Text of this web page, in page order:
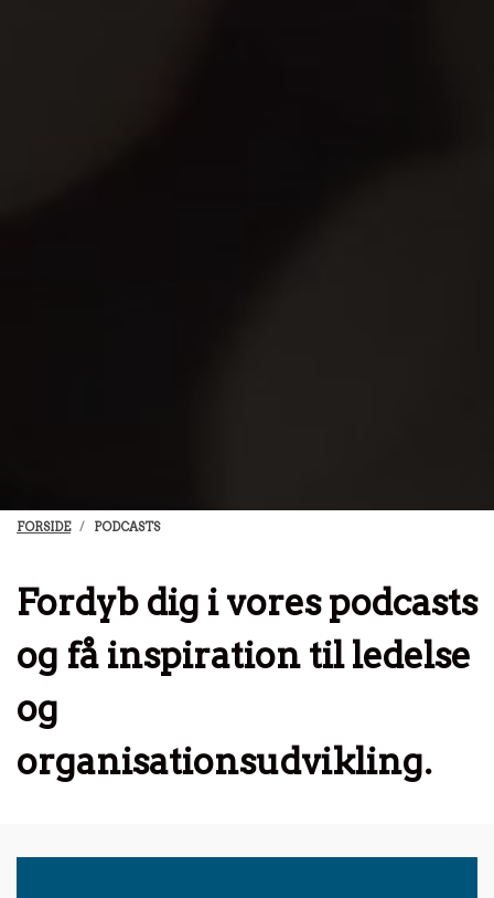
FORSIDE PODCASTS
Fordyb dig i vores podcasts
og få inspiration til ledelse
og
organisationsudvikling.